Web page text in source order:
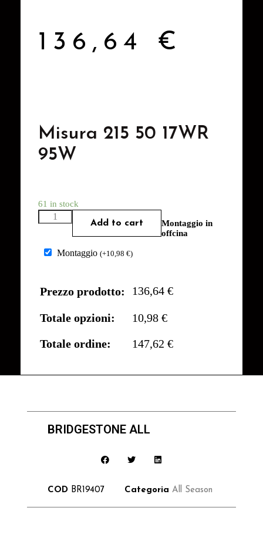
136,64 €
Misura 215 50 17WR
95W
61 in stock
Add to cart
Montaggio in
offcina
Montaggio (+10,98 €)
Prezzo prodotto: 136,64 €
Totale opzioni:
10,98 €
Totale ordine:
147,62 €
BRIDGESTONE ALL
COD BR19407 Categoria All Season